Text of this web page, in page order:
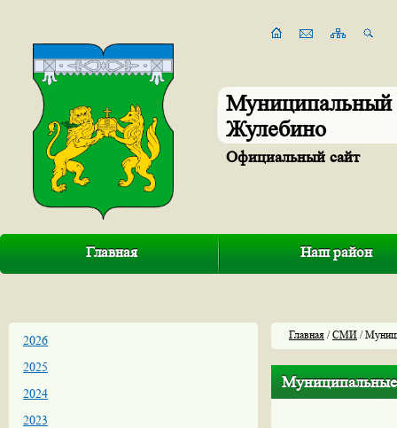
Муниципальный
Жулебино
Официальный сайт
Главная Наш район
2026
2025
2024
2023
Главная /СМИ /